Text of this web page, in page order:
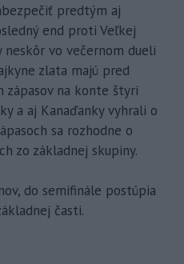
predtým aj
end proti Veľkej
vo večernom dueli
zlata majú pred
na konte štyri
a aj Kanaďanky vyhrali o
sa rozhodne o
zo základnej skupiny.
do semifinále postúpia
časti.